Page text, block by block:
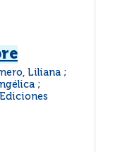
Liliana ;
;